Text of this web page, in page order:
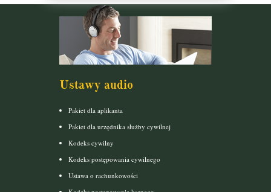
Ustawy audio
Pakiet dla aplikanta
Pakiet dla urzędnika służby cywilnej
Kodeks cywilny
Kodeks postępowania cywilnego
Ustawa o rachunkowości